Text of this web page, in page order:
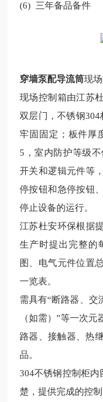
(6) 三年备品备件
穿墙泵配导流筒现场
现场控制箱由江苏
双层门，不锈钢304
牢固固定；板件厚
5 ，室内防护等级
开关和逻辑元件等
停按钮和急停按钮
停止设备的运行。
江苏杜安环保根据
生产时提出完整的
图、电气元件位置
一览表。
需具有“断路器、交
（如需）"等一次
路器、接触器、热
品。
304不锈钢控制柜内
楚，提供完成的控